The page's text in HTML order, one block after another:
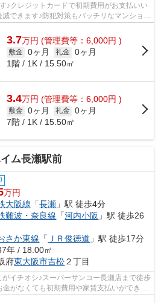
♪クレジットカードで初期費用がお支払いい
できます♪防犯対策もバッチリなマンション
近の物...
3.7万円 (管理費等：6,000円 )
敷金 0ヶ月 礼金 0ヶ月
1階 / 1K / 15.50㎡
3.4万円 (管理費等：6,000円 )
敷金 0ヶ月 礼金 0ヶ月
7階 / 1K / 15.50㎡
ム長瀬駅前
万円
大阪線 「長瀬 」駅 徒歩4分
難波・奈良線 「河内小阪 」駅 徒歩26
さか東線 「 ＪＲ俊徳道 」駅 徒歩17分
年 / 18.00㎡
府東大阪市吉松２丁目
がイチオシ♪スーパーサンコー長瀬店まで徒歩
がなくても初期費用や家賃支払いができま
す♪東...